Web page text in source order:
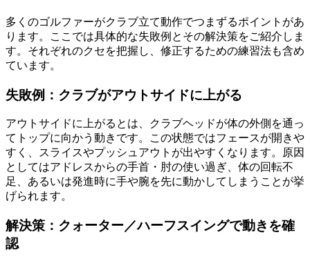
多くのゴルファーがクラブ立て動作でつまずるポイントがあ
ります。ここでは具体的な失敗例とその解決策をご紹介しま
す。それぞれのクセを把握し、修正するための練習法も含め
ています。
失敗例：クラブがアウトサイドに上がる
アウトサイドに上がるとは、クラブヘッドが体の外側を通っ
てトップに向かう動きです。この状態ではフェースが開きや
すく、スライスやプッシュアウトが出やすくなります。原因
としてはアドレスからの手首・肘の使い過ぎ、体の回転不
足、あるいは発進時に手や腕を先に動かしてしまうことが挙
げられます。
解決策：クォーター／ハーフスイングで動きを確
認